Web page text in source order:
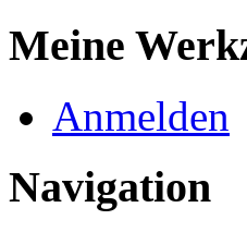
Meine
Anmelden
Navigation